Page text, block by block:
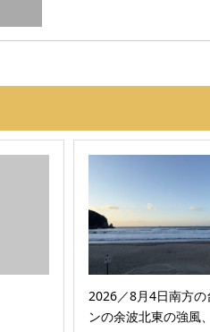
2026／8月4日南方の
ンの余波北東の強風